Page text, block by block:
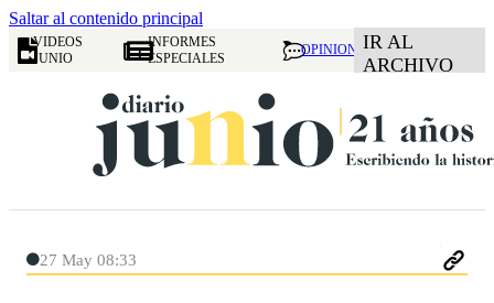
Saltar al contenido principal
VIDEOS
JUNIO
INFORMES
ESPECIALES
OPINION IR AL
ARCHIVO
27 May 08:33